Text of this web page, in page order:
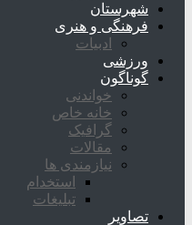
شهرستان
فرهنگی و هنری
ادبیات
ورزشی
گوناگون
خواندنی
خانه خاص
گرافیک
مقالات
نیازمندی ها
استخدام
تبلیغات
تصاویر